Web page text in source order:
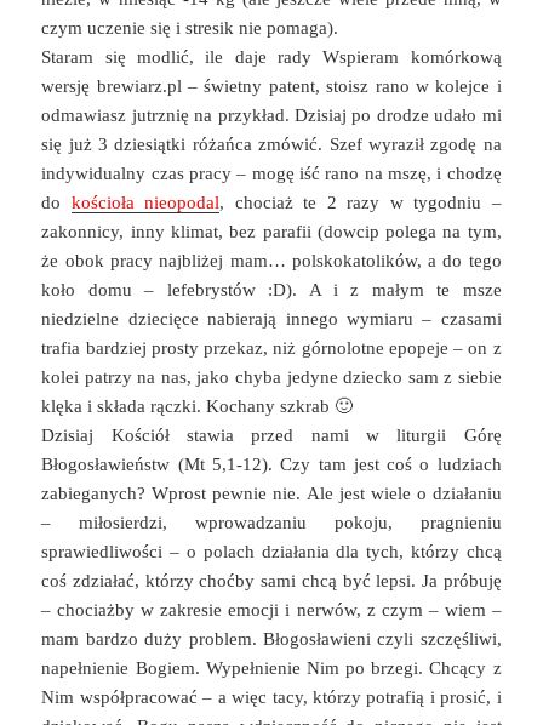
czym uczenie się i stresik nie pomaga).
Staram się modlić, ile daje rady Wspieram komórkową
wersję brewiarz.pl – świetny patent, stoisz rano w kolejce i
odmawiasz jutrznię na przykład. Dzisiaj po drodze udało mi
się już 3 dziesiątki różańca zmówić. Szef wyraził zgodę na
indywidualny czas pracy – mogę iść rano na mszę, i chodzę
do kościoła nieopodal, chociaż te 2 razy w tygodniu –
zakonnicy, inny klimat, bez parafii (dowcip polega na tym,
że obok pracy najbliżej mam… polskokatolików, a do tego
koło domu – lefebrystów :D). A i z małym te msze
niedzielne dziecięce nabierają innego wymiaru – czasami
trafia bardziej prosty przekaz, niż górnolotne epopeje – on z
kolei patrzy na nas, jako chyba jedyne dziecko sam z siebie
klęka i składa rączki. Kochany szkrab 🙂
Dzisiaj Kościół stawia przed nami w liturgii Górę
Błogosławieństw (Mt 5,1-12). Czy tam jest coś o ludziach
zabieganych? Wprost pewnie nie. Ale jest wiele o działaniu
– miłosierdzi, wprowadzaniu pokoju, pragnieniu
sprawiedliwości – o polach działania dla tych, którzy chcą
coś zdziałać, którzy choćby sami chcą być lepsi. Ja próbuję
– chociażby w zakresie emocji i nerwów, z czym – wiem –
mam bardzo duży problem. Błogosławieni czyli szczęśliwi,
napełnienie Bogiem. Wypełnienie Nim po brzegi. Chcący z
Nim współpracować – a więc tacy, którzy potrafią i prosić, i